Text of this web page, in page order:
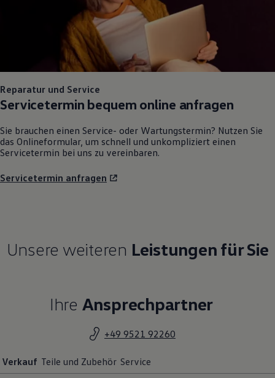
Reparatur und Service
Servicetermin bequem online anfragen
Sie brauchen einen Service- oder Wartungstermin? Nutzen Sie
das Onlineformular, um schnell und unkompliziert einen
Servicetermin bei uns zu vereinbaren.
Servicetermin anfragen
Unsere weiteren Leistungen für Sie
Ihre Ansprechpartner
+49 9521 92260
Verkauf Teile und Zubehör Service